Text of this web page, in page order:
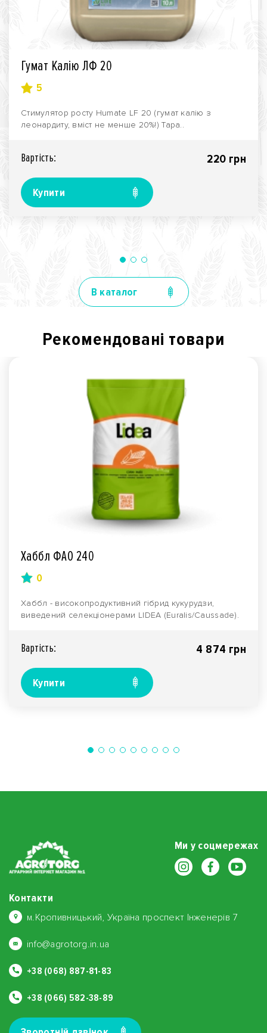
Гумат Калію ЛФ 20
5
Стимулятор росту Humate LF 20 (гумат калію з
леонардиту, вміст не менше 20%!) Тара..
Вартiсть: 220 грн
Купити
В каталог
Рекомендованi товари
Хаббл ФАО 240
0
Хаббл - високопродуктивний гібрид кукурудзи,
виведений селекціонерами LIDEA (Euralis/Caussade).
Вартiсть: 4 874 грн
Купити
Ми у соцмережах
Контакти
м.Кропивницький, Україна проспект Інженерів 7
info@agrotorg.in.ua
+38 (068) 887-81-83
+38 (066) 582-38-89